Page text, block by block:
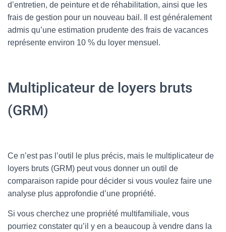
d’entretien, de peinture et de réhabilitation, ainsi que les
frais de gestion pour un nouveau bail. Il est généralement
admis qu’une estimation prudente des frais de vacances
représente environ 10 % du loyer mensuel.
Multiplicateur de loyers bruts
(GRM)
Ce n’est pas l’outil le plus précis, mais le multiplicateur de
loyers bruts (GRM) peut vous donner un outil de
comparaison rapide pour décider si vous voulez faire une
analyse plus approfondie d’une propriété.
Si vous cherchez une propriété multifamiliale, vous
pourriez constater qu’il y en a beaucoup à vendre dans la